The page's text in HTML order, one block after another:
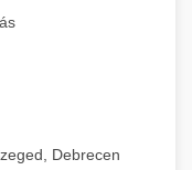
Debrecen